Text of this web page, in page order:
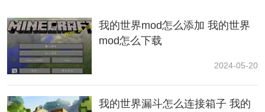
2、/difficulty 2
设置难度为普通
3、/difficulty 3
设置难度为困难
我的世界mod怎么添加 我的世界
mod怎么下载
2024-05-20
我的世界漏斗怎么连接箱子 我的